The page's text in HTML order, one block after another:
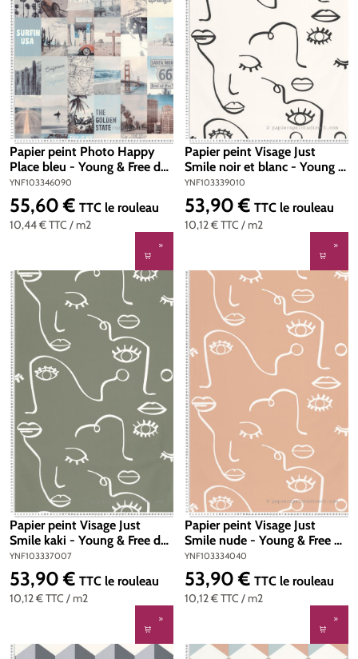
Papier peint Photo Happy
Place bleu - Young & Free de
Casélio | Réf.
YNF103346090
YNF103346090
10,44 €TTC / m2
Prix régulier :
55,60 € TTC le rouleau
Papier peint Visage Just
Smile noir et blanc - Young &
Free de Casélio | Réf.
YNF103339010
YNF103339010
10,12 €TTC / m2
Prix régulier :
53,90 € TTC le rouleau
Papier peint Visage Just
Smile kaki - Young & Free de
Casélio | Réf. YNF103337007
YNF103337007
10,12 €TTC / m2
Prix régulier :
53,90 € TTC le rouleau
Papier peint Visage Just
Smile nude - Young & Free de
Casélio | Réf.
YNF103334040
YNF103334040
10,12 €TTC / m2
Prix régulier :
53,90 € TTC le rouleau